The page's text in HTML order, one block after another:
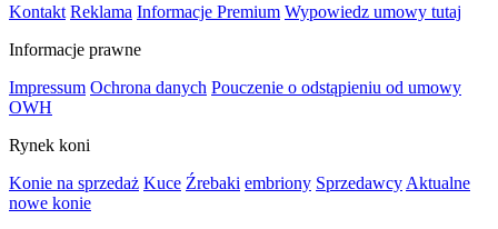
Kontakt Reklama Informacje Premium Wypowiedz umowy tutaj
Informacje prawne
Impressum Ochrona danych Pouczenie o odstąpieniu od umowy
OWH
Rynek koni
Konie na sprzedaż Kuce Źrebaki embriony Sprzedawcy Aktualne
nowe konie